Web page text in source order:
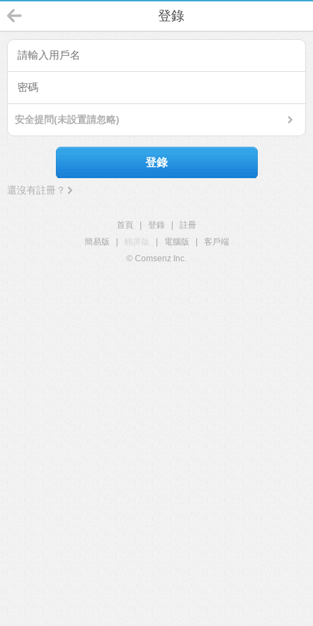
登錄
安全提問(未設置請忽略)
登錄
還沒有註冊？
首頁 登錄
註冊
簡易版
觸屏版 電腦版
客戶端
© Comsenz Inc.